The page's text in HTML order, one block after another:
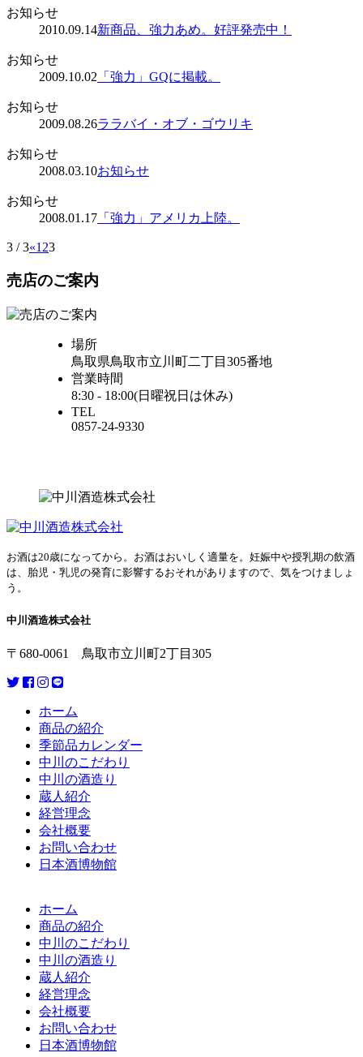
お知らせ
2010.09.14新商品、強力あめ。好評発売中！
お知らせ
2009.10.02 「強力」GQに掲載。
お知らせ
2009.08.26ララバイ・オブ・ゴウリキ
お知らせ
2008.03.10お知らせ
お知らせ
2008.01.17 「強力」アメリカ上陸。
3 / 3«1 23
売店のご案内
場所
鳥取県鳥取市立川町二丁目305番地
営業時間
8:30 - 18:00(日曜祝日は休み)
TEL
0857-24-9330
お酒は20歳になってから。お酒はおいしく適量を。妊娠中や授乳期の飲酒
は、胎児・乳児の発育に影響するおそれがありますので、気をつけましょ
う。
中川酒造株式会社
〒680-0061 鳥取市立川町2丁目305
ホーム
商品の紹介
季節品カレンダー
中川のこだわり
中川の酒造り
蔵人紹介
経営理念
会社概要
お問い合わせ
日本酒博物館
ホーム
商品の紹介
中川のこだわり
中川の酒造り
蔵人紹介
経営理念
会社概要
お問い合わせ
日本酒博物館